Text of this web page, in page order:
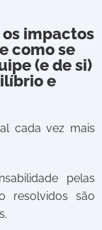
impactos
como se
(e de si)
e
cada vez mais
pelas
resolvidos são